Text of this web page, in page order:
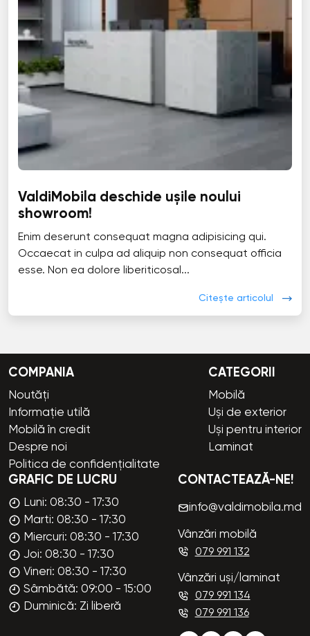
ValdiMobila deschide ușile noului
showroom!
Enim deserunt consequat magna adipisicing qui.
Occaecat in culpa ad aliquip non consequat officia
esse. Non ea dolore liberiticosal...
Citește articolul
COMPANIA
Noutăți
Informație utilă
Mobilă în credit
Despre noi
Politica de confidențialitate
CATEGORII
Mobilă
Uși de exterior
Uși pentru interior
Laminat
GRAFIC DE LUCRU
Luni: 08:30 - 17:30
Marti: 08:30 - 17:30
Miercuri: 08:30 - 17:30
Joi: 08:30 - 17:30
Vineri: 08:30 - 17:30
Sâmbătă: 09:00 - 15:00
Duminică: Zi liberă
CONTACTEAZĂ-NE!
info@valdimobila.md
Vânzări mobilă
079 991 132
Vânzări uși/laminat
079 991 134
079 991 136